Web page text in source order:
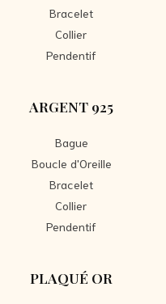
Bracelet
Collier
Pendentif
ARGENT 925
Bague
Boucle d'Oreille
Bracelet
Collier
Pendentif
PLAQUÉ OR